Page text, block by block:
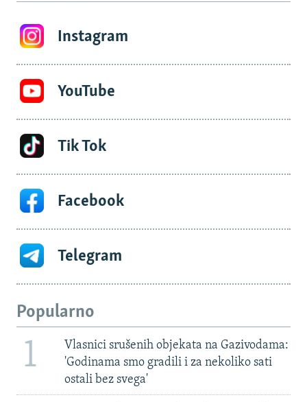
Instagram
YouTube
Tik Tok
Facebook
Telegram
Popularno
1
Vlasnici srušenih objekata na Gazivodama:
'Godinama smo gradili i za nekoliko sati
ostali bez svega'